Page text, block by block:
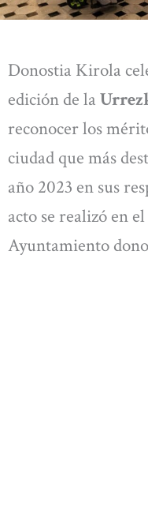
Donostia Kirola
edición de la
reconocer los
ciudad que más
año 2023 en sus
acto se realizó en
Ayuntamiento